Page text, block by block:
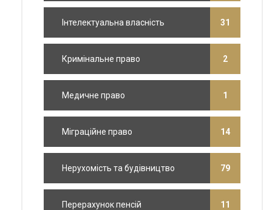
Інтелектуальна власність 31
Кримінальне право 2
Медичне право 1
Міграційне право 14
Нерухомість та будівництво 79
Перерахунок пенсій 11